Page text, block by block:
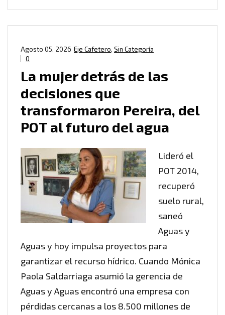
Eje Cafetero, Sin Categoría
Agosto 05, 2026
0
La mujer detrás de las
decisiones que
transformaron Pereira, del
POT al futuro del agua
Lideró el
POT 2014,
recuperó
suelo rural,
saneó
Aguas y
Aguas y hoy impulsa proyectos para
garantizar el recurso hídrico. Cuando Mónica
Paola Saldarriaga asumió la gerencia de
Aguas y Aguas encontró una empresa con
pérdidas cercanas a los 8.500 millones de